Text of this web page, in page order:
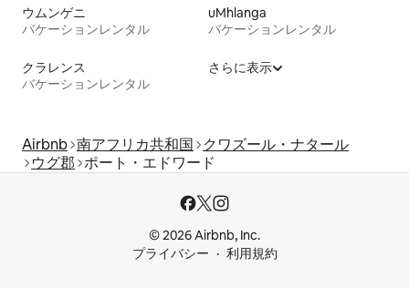
ウムンゲニ
バケーションレンタル
uMhlanga
バケーションレンタル
クラレンス
バケーションレンタル
さらに表示
Airbnb 南アフリカ共和国
クワズール・ナタール
ウグ郡 ポート・エドワード
© 2026 Airbnb, Inc.
プライバシー
利用規約